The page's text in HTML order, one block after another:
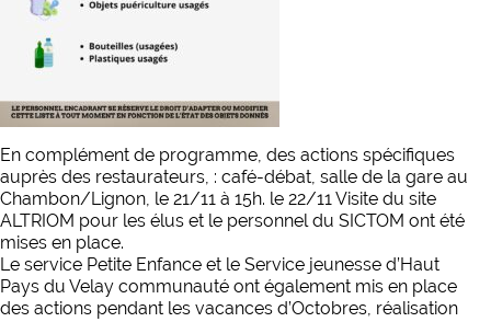
En complément de programme, des actions spécifiques
auprès des restaurateurs, : café-débat, salle de la gare au
Chambon/Lignon, le 21/11 à 15h. le 22/11 Visite du site
ALTRIOM pour les élus et le personnel du SICTOM ont été
mises en place.
Le service Petite Enfance et le Service jeunesse d’Haut
Pays du Velay communauté ont également mis en place
des actions pendant les vacances d’Octobres, réalisation